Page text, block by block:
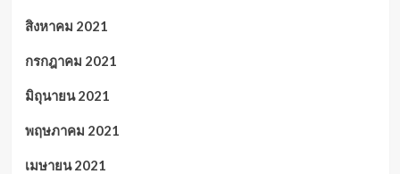
สิงหาคม 2021
กรกฎาคม 2021
มิถุนายน 2021
พฤษภาคม 2021
เมษายน 2021